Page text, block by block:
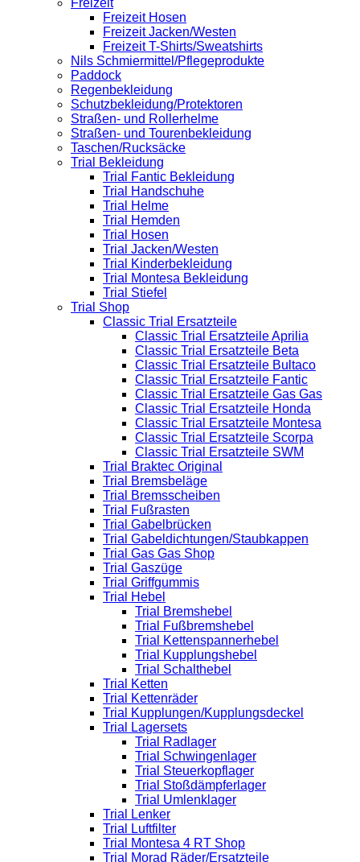
Freizeit
Freizeit Hosen
Freizeit Jacken/Westen
Freizeit T-Shirts/Sweatshirts
Nils Schmiermittel/Pflegeprodukte
Paddock
Regenbekleidung
Schutzbekleidung/Protektoren
Straßen- und Rollerhelme
Straßen- und Tourenbekleidung
Taschen/Rucksäcke
Trial Bekleidung
Trial Fantic Bekleidung
Trial Handschuhe
Trial Helme
Trial Hemden
Trial Hosen
Trial Jacken/Westen
Trial Kinderbekleidung
Trial Montesa Bekleidung
Trial Stiefel
Trial Shop
Classic Trial Ersatzteile
Classic Trial Ersatzteile Aprilia
Classic Trial Ersatzteile Beta
Classic Trial Ersatzteile Bultaco
Classic Trial Ersatzteile Fantic
Classic Trial Ersatzteile Gas Gas
Classic Trial Ersatzteile Honda
Classic Trial Ersatzteile Montesa
Classic Trial Ersatzteile Scorpa
Classic Trial Ersatzteile SWM
Trial Braktec Original
Trial Bremsbeläge
Trial Bremsscheiben
Trial Fußrasten
Trial Gabelbrücken
Trial Gabeldichtungen/Staubkappen
Trial Gas Gas Shop
Trial Gaszüge
Trial Griffgummis
Trial Hebel
Trial Bremshebel
Trial Fußbremshebel
Trial Kettenspannerhebel
Trial Kupplungshebel
Trial Schalthebel
Trial Ketten
Trial Kettenräder
Trial Kupplungen/Kupplungsdeckel
Trial Lagersets
Trial Radlager
Trial Schwingenlager
Trial Steuerkopflager
Trial Stoßdämpferlager
Trial Umlenklager
Trial Lenker
Trial Luftfilter
Trial Montesa 4 RT Shop
Trial Morad Räder/Ersatzteile